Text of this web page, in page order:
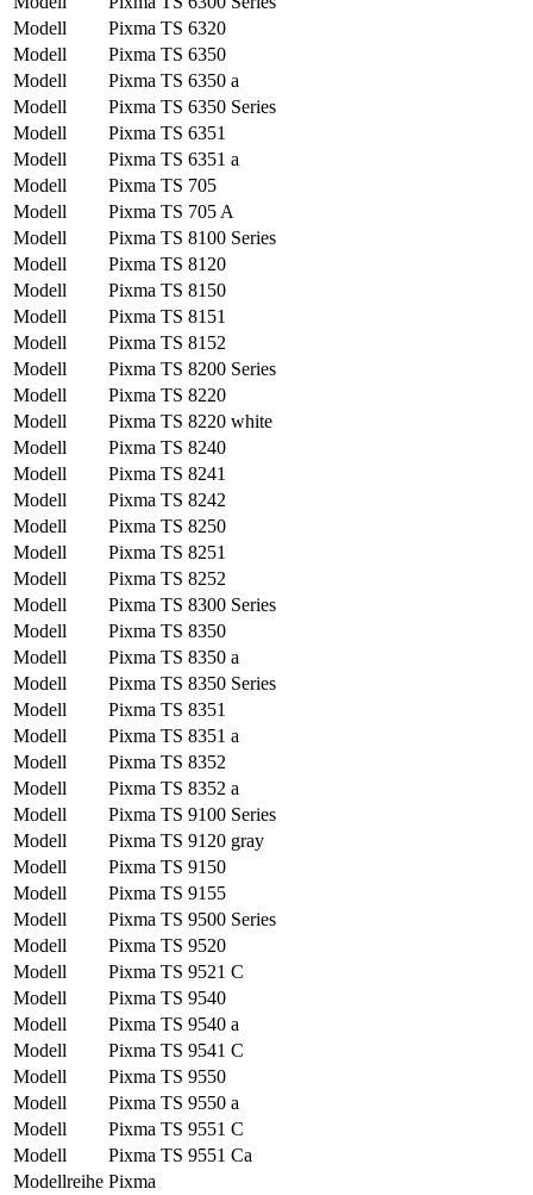
Modell
Pixma TS 6320
Modell
Pixma TS 6350
Modell
Pixma TS 6350 a
Modell
Pixma TS 6350 Series
Modell
Pixma TS 6351
Modell
Pixma TS 6351 a
Modell
Pixma TS 705
Modell
Pixma TS 705 A
Modell
Pixma TS 8100 Series
Modell
Pixma TS 8120
Modell
Pixma TS 8150
Modell
Pixma TS 8151
Modell
Pixma TS 8152
Modell
Pixma TS 8200 Series
Modell
Pixma TS 8220
Modell
Pixma TS 8220 white
Modell
Pixma TS 8240
Modell
Pixma TS 8241
Modell
Pixma TS 8242
Modell
Pixma TS 8250
Modell
Pixma TS 8251
Modell
Pixma TS 8252
Modell
Pixma TS 8300 Series
Modell
Pixma TS 8350
Modell
Pixma TS 8350 a
Modell
Pixma TS 8350 Series
Modell
Pixma TS 8351
Modell
Pixma TS 8351 a
Modell
Pixma TS 8352
Modell
Pixma TS 8352 a
Modell
Pixma TS 9100 Series
Modell
Pixma TS 9120 gray
Modell
Pixma TS 9150
Modell
Pixma TS 9155
Modell
Pixma TS 9500 Series
Modell
Pixma TS 9520
Modell
Pixma TS 9521 C
Modell
Pixma TS 9540
Modell
Pixma TS 9540 a
Modell
Pixma TS 9541 C
Modell
Pixma TS 9550
Modell
Pixma TS 9550 a
Modell
Pixma TS 9551 C
Modell
Pixma TS 9551 Ca
Modellreihe Pixma